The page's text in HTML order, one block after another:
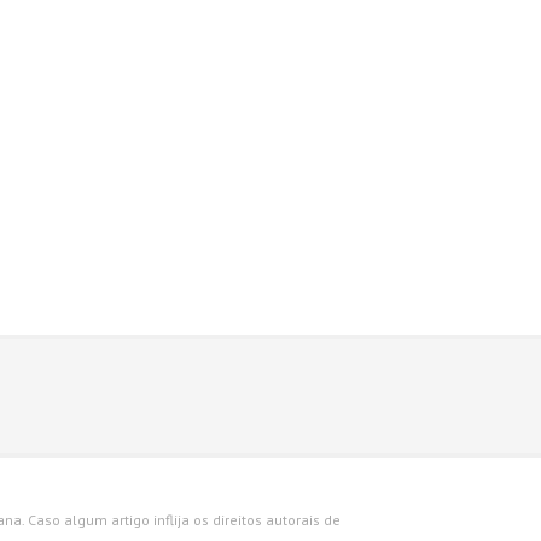
Caso algum artigo inflija os direitos autorais de